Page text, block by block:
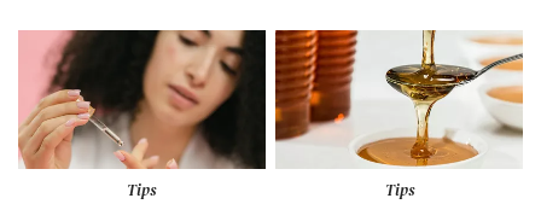
Tips Tips